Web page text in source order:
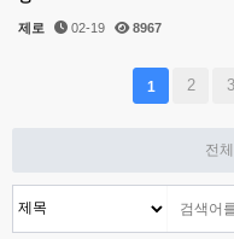
제로 02-19 8967
1 2 3
전